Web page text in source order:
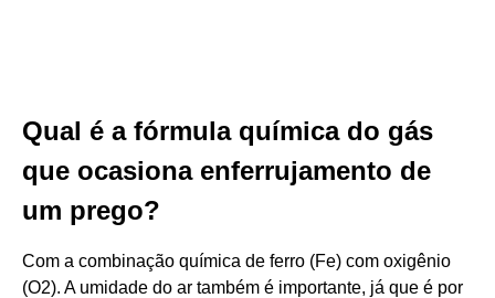
Qual é a fórmula química do gás
que ocasiona enferrujamento de
um prego?
Com a combinação química de ferro (Fe) com oxigênio
(O2). A umidade do ar também é importante, já que é por